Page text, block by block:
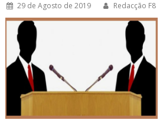
29 de Agosto de 2019 Redacção F8